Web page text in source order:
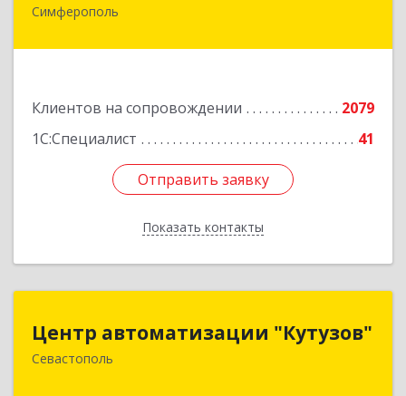
Симферополь
Клиентов на сопровождении
2079
1С:Специалист
41
Отправить заявку
Показать контакты
295034, Крым Респ, Симферополь г, Киевская
Отправить заявку
Назад
Центр автоматизации "Кутузов"
Севастополь
299011, Севастополь г, Генерала Петрова ул,